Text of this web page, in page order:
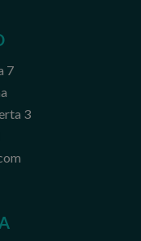
7
3